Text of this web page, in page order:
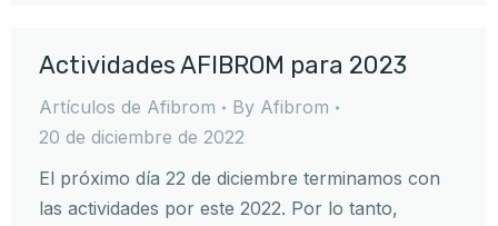
Actividades AFIBROM para 2023
Artículos de Afibrom By Afibrom
20 de diciembre de 2022
El próximo día 22 de diciembre terminamos con
las actividades por este 2022. Por lo tanto,